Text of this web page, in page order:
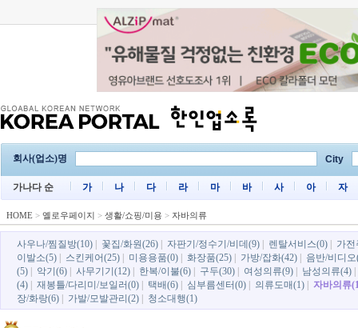
회사(업소)명 City
가나다 순 가 나 다 라 마 바 사 아 자
HOME > 옐로우페이지 > 생활/쇼핑/미용 > 자바의류
사우나/찜질방(10) 꽃집/화원(26) 자판기/정수기/비데(9) 렌탈서비스(0)
가전
이발소(5)
스킨케어(25) 미용용품(0) 화장품(25) 가방/잡화(42)
음반/비디오
(5)
악기(6) 사무기기(12) 한복/이불(6) 구두(30) 여성의류(9) 남성의류(4)
(4)
재봉틀/다리미/보일러(0) 택배(6) 심부름센터(0) 의류도매(1)
자바의류
장/화랑(6)
가발/모발관리(2) 청소대행(1)